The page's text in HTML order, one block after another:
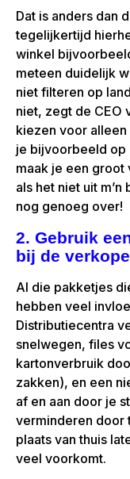
Dat is anders dan
tegelijkertijd
winkel
meteen duidelijk
niet filteren op
niet, zegt de CEO
kiezen voor
je bijvoorbeeld op
maak je een groot
als het niet uit
nog genoeg over!
2. Gebruik
bij de
Al die pakketjes
hebben veel
Distributiecentra
snelwegen, files
kartonverbruik
zakken), en een
af en aan door je
verminderen door
plaats van thuis
veel voorkomt.